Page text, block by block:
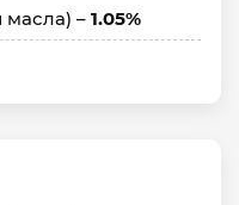
– 1.05%